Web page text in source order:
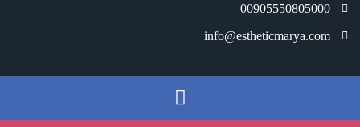
00905550805000
info@estheticmarya.com